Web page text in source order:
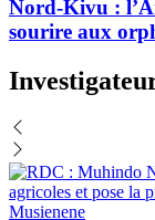
Nord-Kivu :
sourire aux